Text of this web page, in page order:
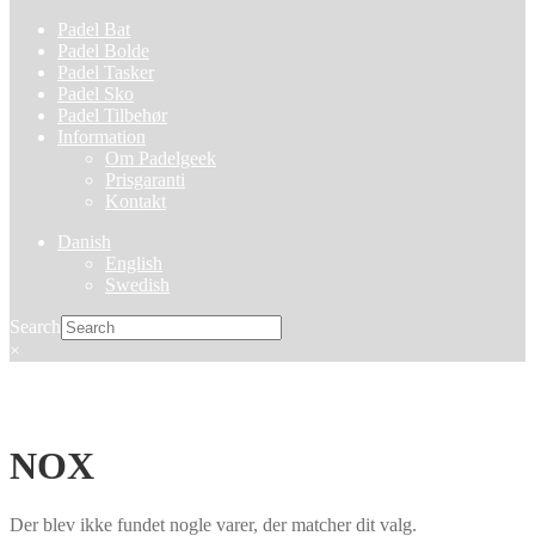
Padel Bat
Padel Bolde
Padel Tasker
Padel Sko
Padel Tilbehør
Information
Om Padelgeek
Prisgaranti
Kontakt
Danish
English
Swedish
Search
×
NOX
Der blev ikke fundet nogle varer, der matcher dit valg.